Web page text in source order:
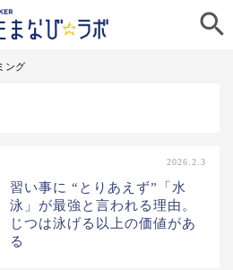

ング
2026.2.3
習い事に “とりあえず”「水
泳」が最強と言われる理由。
じつは泳げる以上の価値があ
る